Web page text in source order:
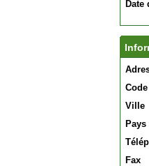
Date
Ville
Pays
Fax